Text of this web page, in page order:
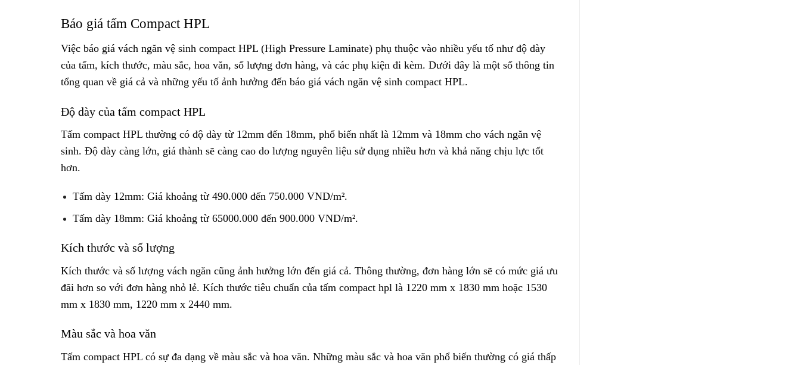
Báo giá tấm Compact HPL
Việc báo giá vách ngăn vệ sinh compact HPL (High Pressure Laminate) phụ thuộc vào nhiều yếu tố như độ dày
của tấm, kích thước, màu sắc, hoa văn, số lượng đơn hàng, và các phụ kiện đi kèm. Dưới đây là một số thông tin
tổng quan về giá cả và những yếu tố ảnh hưởng đến báo giá vách ngăn vệ sinh compact HPL.
Độ dày của tấm compact HPL
Tấm compact HPL thường có độ dày từ 12mm đến 18mm, phổ biến nhất là 12mm và 18mm cho vách ngăn vệ
sinh. Độ dày càng lớn, giá thành sẽ càng cao do lượng nguyên liệu sử dụng nhiều hơn và khả năng chịu lực tốt
hơn.
Tấm dày 12mm: Giá khoảng từ 490.000 đến 750.000 VND/m².
Tấm dày 18mm: Giá khoảng từ 65000.000 đến 900.000 VND/m².
Kích thước và số lượng
Kích thước và số lượng vách ngăn cũng ảnh hưởng lớn đến giá cả. Thông thường, đơn hàng lớn sẽ có mức giá ưu
đãi hơn so với đơn hàng nhỏ lẻ. Kích thước tiêu chuẩn của tấm compact hpl là 1220 mm x 1830 mm hoặc 1530
mm x 1830 mm, 1220 mm x 2440 mm.
Màu sắc và hoa văn
Tấm compact HPL có sự đa dạng về màu sắc và hoa văn. Những màu sắc và hoa văn phổ biến thường có giá thấp